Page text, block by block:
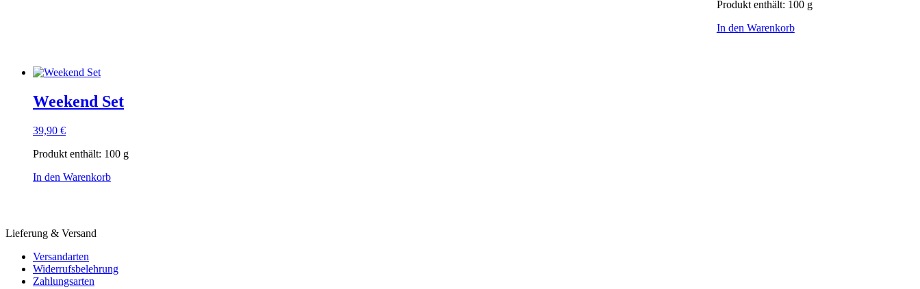
Produkt enthält: 100 g
In den Warenkorb
Weekend Set
39,90 €
Produkt enthält: 100 g
In den Warenkorb
Lieferung & Versand
Versandarten
Widerrufsbelehrung
Zahlungsarten